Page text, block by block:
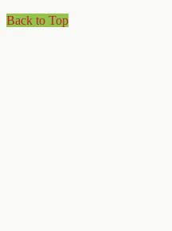
Back to Top